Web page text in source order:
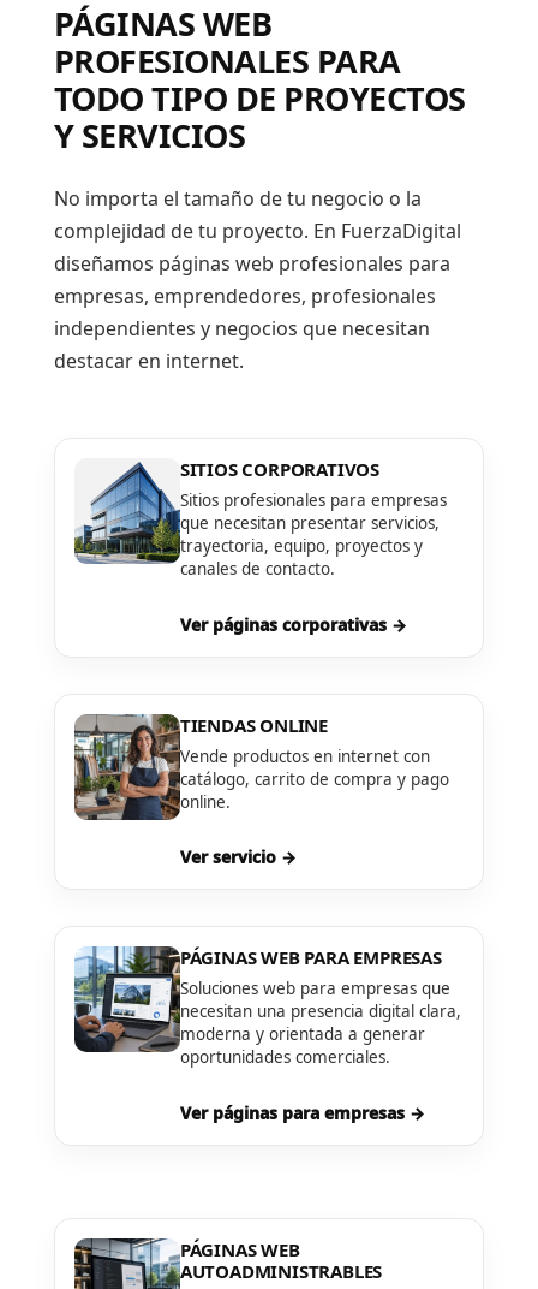
PÁGINAS WEB
PROFESIONALES PARA
TODO TIPO DE PROYECTOS
Y SERVICIOS
No importa el tamaño de tu negocio o la
complejidad de tu proyecto. En FuerzaDigital
diseñamos páginas web profesionales para
empresas, emprendedores, profesionales
independientes y negocios que necesitan
destacar en internet.
SITIOS CORPORATIVOS
Sitios profesionales para empresas
que necesitan presentar servicios,
trayectoria, equipo, proyectos y
canales de contacto.
Ver páginas corporativas →
TIENDAS ONLINE
Vende productos en internet con
catálogo, carrito de compra y pago
online.
Ver servicio →
PÁGINAS WEB PARA EMPRESAS
Soluciones web para empresas que
necesitan una presencia digital clara,
moderna y orientada a generar
oportunidades comerciales.
Ver páginas para empresas →
PÁGINAS WEB
AUTOADMINISTRABLES